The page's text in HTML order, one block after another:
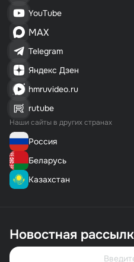
YouTube
MAX
Telegram
Яндекс Дзен
hmruvideo.ru
rutube
Наши сайты в других странах
Россия
Беларусь
Казахстан
Новостная